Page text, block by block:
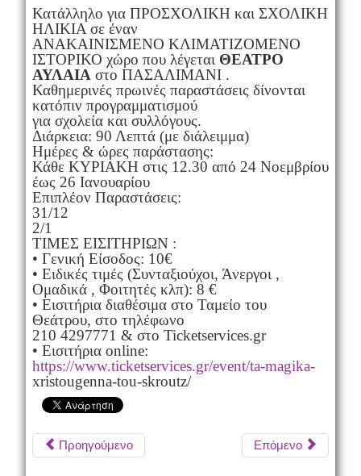
Κατάλληλο για ΠΡΟΣΧΟΛΙΚΗ και ΣΧΟΛΙΚΗ
ΗΛΙΚΙΑ σε έναν
ΑΝΑΚΑΙΝΙΣΜΕΝΟ ΚΛΙΜΑΤΙΖΟΜΕΝΟ
ΙΣΤΟΡΙΚΟ χώρο που λέγεται ΘΕΑΤΡΟ
ΑΥΛΑΙΑ στο ΠΑΣΑΛΙΜΑΝΙ .
Καθημερινές πρωινές παραστάσεις δίνονται
κατόπιν προγραμματισμού
για σχολεία και συλλόγους.
Διάρκεια: 90 Λεπτά (με διάλειμμα)
Ημέρες & ώρες παράστασης:
Κάθε ΚΥΡΙΑΚΗ στις 12.30 από 24 Νοεμβρίου
έως 26 Ιανουαρίου
Επιπλέον Παραστάσεις:
31/12
2/1
ΤΙΜΕΣ ΕΙΣΙΤΗΡΙΩΝ :
• Γενική Είσοδος: 10€
• Ειδικές τιμές (Συνταξιούχοι, Άνεργοι ,
Ομαδικά , Φοιτητές κλπ): 8 €
• Εισιτήρια διαθέσιμα στο Ταμείο του
Θεάτρου, στο τηλέφωνο
210 4297771 & στο Ticketservices.gr
• Εισιτήρια online:
https://www.ticketservices.gr/event/ta-magika-
xristougenna-tou-skroutz/
Προηγούμενο Επόμενο